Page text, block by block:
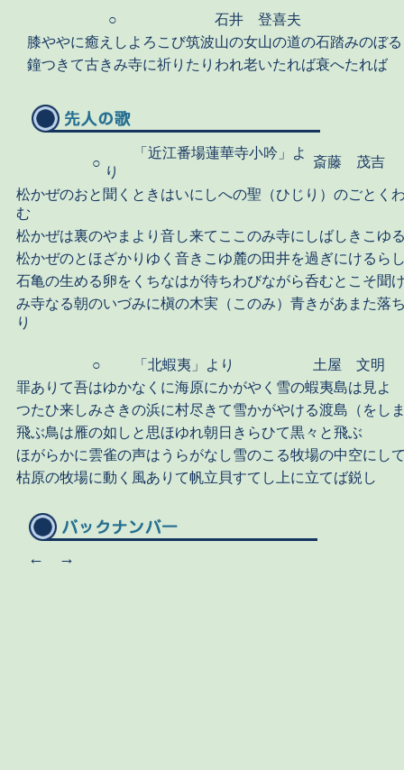
○
石井 登喜夫
膝ややに癒えしよろこび筑波山の女山の道の石踏みのぼる
鐘つきて古きみ寺に祈りたりわれ老いたれば衰へたれば
○
「近江番場蓮華寺小吟」よ
り
斎藤 茂吉
松かぜのおと聞くときはいにしへの聖（ひじり）のごとく
む
松かぜは裏のやまより音し来てここのみ寺にしばしきこゆ
松かぜのとほざかりゆく音きこゆ麓の田井を過ぎにけるら
石亀の生める卵をくちなはが待ちわびながら呑むとこそ聞
み寺なる朝のいづみに槇の木実（このみ）青きがあまた落
り
○ 「北蝦夷」より
土屋 文明
罪ありて吾はゆかなくに海原にかがやく雪の蝦夷島は見よ
つたひ来しみさきの浜に村尽きて雪かがやける渡島（をし
飛ぶ鳥は雁の如しと思ほゆれ朝日きらひて黒々と飛ぶ
ほがらかに雲雀の声はうらがなし雪のこる牧場の中空にし
枯原の牧場に動く風ありて帆立貝すてし上に立てば鋭し
← →